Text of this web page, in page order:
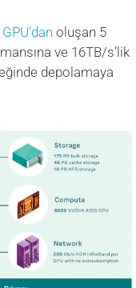
GPU’dan oluşan 5
ve 16TB/s’lik
depolamaya